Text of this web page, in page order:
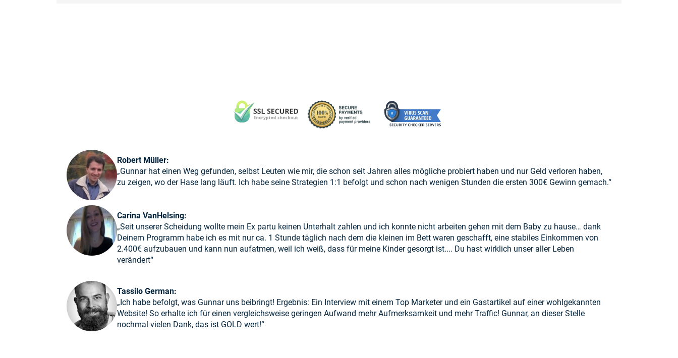
Robert Müller:
„Gunnar hat einen Weg gefunden, selbst Leuten wie mir, die schon seit Jahren alles mögliche probiert haben und nur Geld verloren haben,
zu zeigen, wo der Hase lang läuft. Ich habe seine Strategien 1:1 befolgt und schon nach wenigen Stunden die ersten 300€ Gewinn gemach.“
Carina VanHelsing:
„Seit unserer Scheidung wollte mein Ex partu keinen Unterhalt zahlen und ich konnte nicht arbeiten gehen mit dem Baby zu hause… dank
Deinem Programm habe ich es mit nur ca. 1 Stunde täglich nach dem die kleinen im Bett waren geschafft, eine stabiles Einkommen von
2.400€ aufzubauen und kann nun aufatmen, weil ich weiß, dass für meine Kinder gesorgt ist.... Du hast wirklich unser aller Leben
verändert“
Tassilo German:
„Ich habe befolgt, was Gunnar uns beibringt! Ergebnis: Ein Interview mit einem Top Marketer und ein Gastartikel auf einer wohlgekannten
Website! So erhalte ich für einen vergleichsweise geringen Aufwand mehr Aufmerksamkeit und mehr Traffic! Gunnar, an dieser Stelle
nochmal vielen Dank, das ist GOLD wert!“